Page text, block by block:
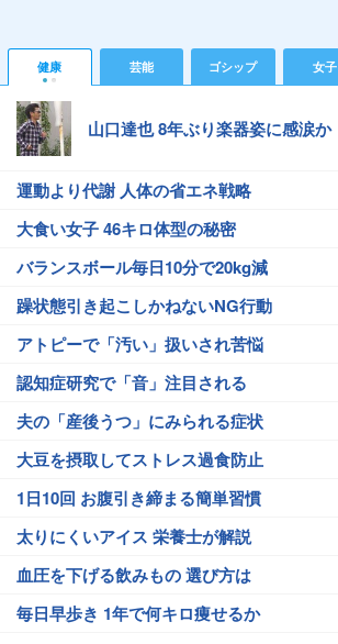
健康 芸能 ゴシップ 女子
山口達也 8年ぶり楽器姿に感涙か
運動より代謝 人体の省エネ戦略
大食い女子 46キロ体型の秘密
バランスボール毎日10分で20kg減
躁状態引き起こしかねないNG行動
アトピーで「汚い」扱いされ苦悩
認知症研究で「音」注目される
夫の「産後うつ」にみられる症状
大豆を摂取してストレス過食防止
1日10回 お腹引き締まる簡単習慣
太りにくいアイス 栄養士が解説
血圧を下げる飲みもの 選び方は
毎日早歩き 1年で何キロ痩せるか